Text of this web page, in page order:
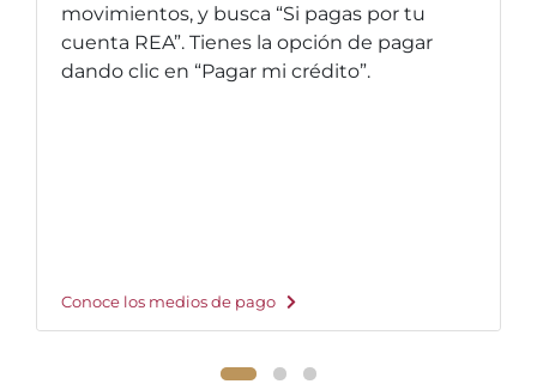
movimientos, y busca “Si pagas por tu
cuenta REA”. Tienes la opción de pagar
dando clic en “Pagar mi crédito”.
Conoce los medios de pago